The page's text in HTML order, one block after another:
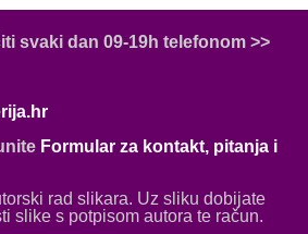
svaki dan 09-19h telefonom >>
Formular za kontakt, pitanja i
rad slikara. Uz sliku dobijate
slike s potpisom autora te račun.